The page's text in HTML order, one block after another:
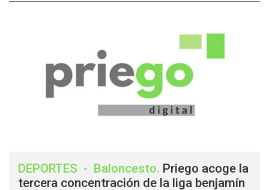
DEPORTES - Baloncesto. Priego acoge la
tercera concentración de la liga benjamín